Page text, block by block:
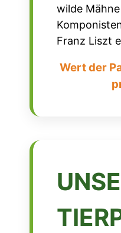
wilde
Franz Liszt
Wert der